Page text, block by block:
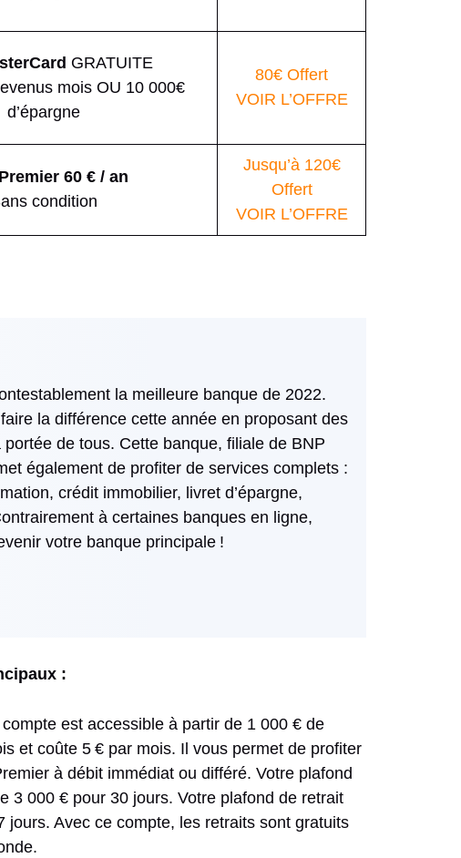
GRATUITE
mois OU 10 000€
d’épargne
80€ Offert
VOIR L’OFFRE
60 € / an
condition
Jusqu’à 120€
Offert
VOIR L’OFFRE
la meilleure banque de 2022.
la différence cette année en proposant des
de tous. Cette banque, filiale de BNP
également de profiter de services complets :
crédit immobilier, livret d’épargne,
à certaines banques en ligne,
votre banque principale !
:
est accessible à partir de 1 000 € de
et coûte 5 € par mois. Il vous permet de profiter
à débit immédiat ou différé. Votre plafond
3 000 € pour 30 jours. Votre plafond de retrait
jours. Avec ce compte, les retraits sont gratuits